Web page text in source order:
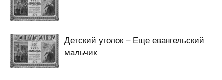
Детский уголок – Еще евангельский
мальчик